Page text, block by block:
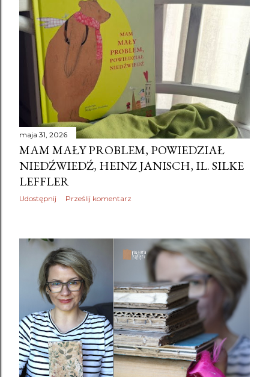
maja 31, 2026
MAM MAŁY PROBLEM, POWIEDZIAŁ
NIEDŹWIEDŹ, HEINZ JANISCH, IL. SILKE
LEFFLER
Udostępnij Prześlij komentarz